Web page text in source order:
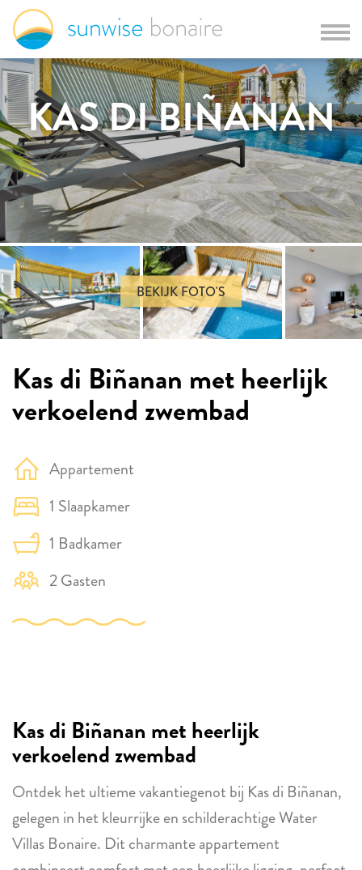
KAS DI BIÑANAN
BEKIJK FOTO'S
Kas di Biñanan met heerlijk
verkoelend zwembad
Appartement
1 Slaapkamer
1 Badkamer
2 Gasten
Kas di Biñanan met heerlijk
verkoelend zwembad
Ontdek het ultieme vakantiegenot bij Kas di Biñanan,
gelegen in het kleurrijke en schilderachtige Water
Villas Bonaire. Dit charmante appartement